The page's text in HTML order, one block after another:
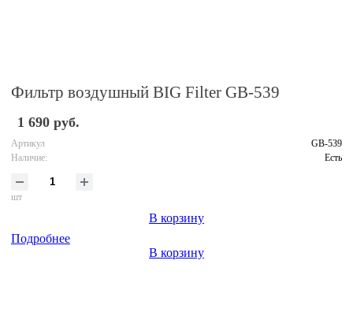
Фильтр воздушный BIG Filter GB-539
1 690 руб.
Артикул
GB-539
Наличие:
Есть
шт
В корзину
Подробнее
В корзину